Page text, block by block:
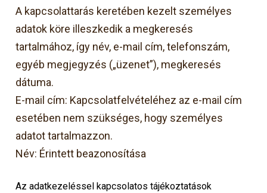
A kapcsolattarás keretében kezelt személyes
adatok köre illeszkedik a megkeresés
tartalmához, így név, e-mail cím, telefonszám,
egyéb megjegyzés („üzenet”), megkeresés
dátuma.
E-mail cím: Kapcsolatfelvételéhez az e-mail cím
esetében nem szükséges, hogy személyes
adatot tartalmazzon.
Név: Érintett beazonosítása
Az adatkezeléssel kapcsolatos tájékoztatások